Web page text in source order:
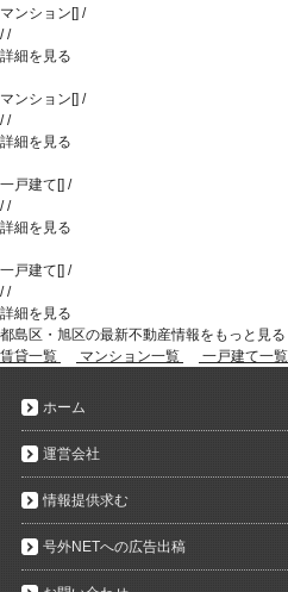
マンション[] /
//
詳細を見る
マンション[] /
//
詳細を見る
一戸建て[] /
//
詳細を見る
一戸建て[] /
//
詳細を見る
都島区・旭区の最新不動産情報をもっと見る
賃貸一覧
マンション一覧 一戸建て一覧
ホーム
運営会社
情報提供求む
号外NETへの広告出稿